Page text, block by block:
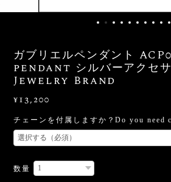
ガブリエルペンダント
pendant シルバーアクセ
Jewelry Brand
¥13,200
チェーンを付属しますか？Do you need
数量